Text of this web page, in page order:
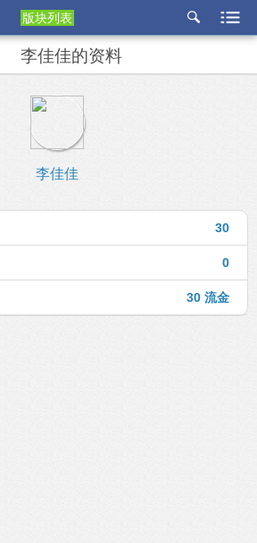
版块列表
etu
李佳佳的资料
李佳佳
30
0
30 流金